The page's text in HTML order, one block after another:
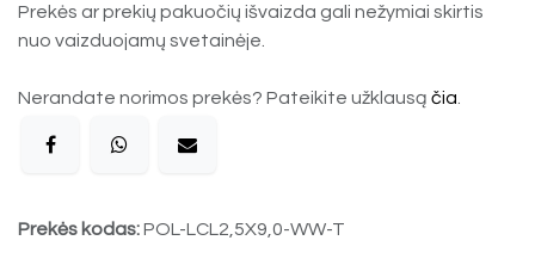
Prekės ar prekių pakuočių išvaizda gali nežymiai skirtis
nuo vaizduojamų svetainėje.
Nerandate norimos prekės? Pateikite užklausą čia
Prekės kodas:POL-LCL2,5X9,0-WW-T